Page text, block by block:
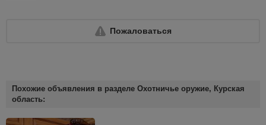
Пожаловаться
Похожие объявления в разделе Охотничье оружие, Курская
область: